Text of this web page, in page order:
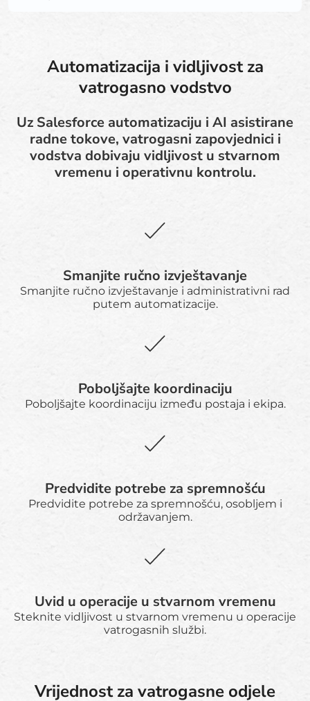
Automatizacija i vidljivost za
vatrogasno vodstvo
Uz Salesforce automatizaciju i AI asistirane
radne tokove, vatrogasni zapovjednici i
vodstva dobivaju vidljivost u stvarnom
vremenu i operativnu kontrolu.
Smanjite ručno izvještavanje
Smanjite ručno izvještavanje i administrativni rad
putem automatizacije.
Poboljšajte koordinaciju
Poboljšajte koordinaciju između postaja i ekipa.
Predvidite potrebe za spremnošću
Predvidite potrebe za spremnošću, osobljem i
održavanjem.
Uvid u operacije u stvarnom vremenu
Steknite vidljivost u stvarnom vremenu u operacije
vatrogasnih službi.
Vrijednost za vatrogasne odjele